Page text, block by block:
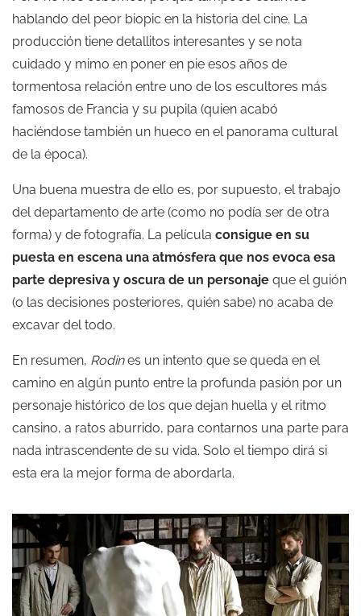
hablando del peor biopic en la historia del cine. La
producción tiene detallitos interesantes y se nota
cuidado y mimo en poner en pie esos años de
tormentosa relación entre uno de los escultores más
famosos de Francia y su pupila (quien acabó
haciéndose también un hueco en el panorama cultural
de la época).
Una buena muestra de ello es, por supuesto, el trabajo
del departamento de arte (como no podía ser de otra
forma) y de fotografía. La película consigue en su
puesta en escena una atmósfera que nos evoca esa
parte depresiva y oscura de un personaje que el guión
(o las decisiones posteriores, quién sabe) no acaba de
excavar del todo.
En resumen, Rodines un intento que se queda en el
camino en algún punto entre la profunda pasión por un
personaje histórico de los que dejan huella y el ritmo
cansino, a ratos aburrido, para contarnos una parte para
nada intrascendente de su vida. Solo el tiempo dirá si
esta era la mejor forma de abordarla.